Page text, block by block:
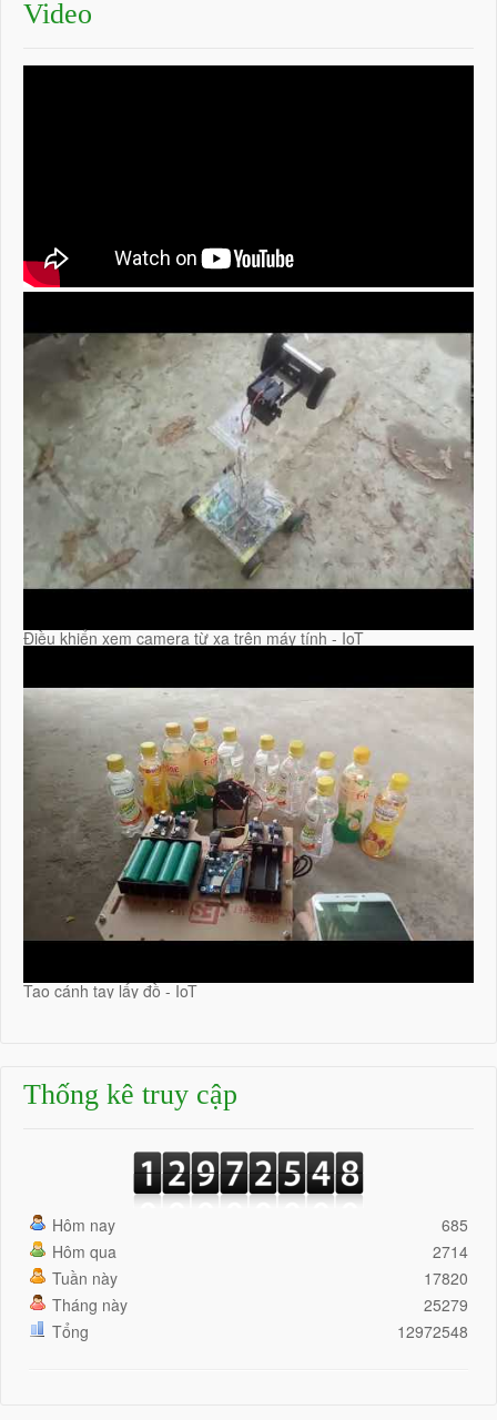
Video
Điều khiển xem camera từ xa trên máy tính - IoT
Tạo cánh tay lấy đồ - IoT
Thống kê truy cập
Hôm nay
Hôm qua
Tuần này
Tháng này
Tổng
685
2714
17820
25279
12972548